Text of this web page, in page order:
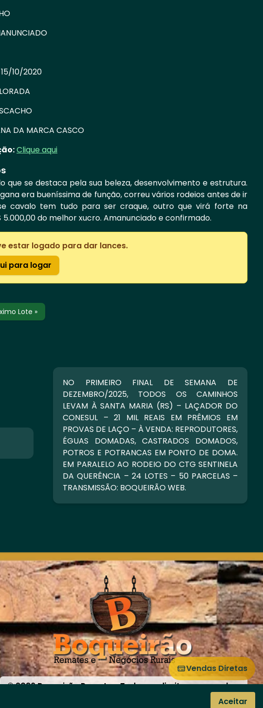
15/10/2020
DA MARCA CASCO
Clique aqui
que se destaca pela sua beleza, desenvolvimento e estrutura.
era bueníssima de função, correu vários rodeios antes de ir
cavalo tem tudo para ser craque, outro que virá forte na
5.000,00 do melhor xucro. Amanunciado e confirmado.
estar logado para dar lances.
para logar
Lote »
NO PRIMEIRO FINAL DE SEMANA DE
DEZEMBRO/2025, TODOS OS CAMINHOS
LEVAM À SANTA MARIA (RS) – LAÇADOR DO
CONESUL – 21 MIL REAIS EM PRÊMIOS EM
PROVAS DE LAÇO – À VENDA: REPRODUTORES,
ÉGUAS DOMADAS, CASTRADOS DOMADOS,
POTROS E POTRANCAS EM PONTO DE DOMA.
EM PARALELO AO RODEIO DO CTG SENTINELA
DA QUERÊNCIA – 24 LOTES – 50 PARCELAS –
TRANSMISSÃO: BOQUEIRÃO WEB.
© 2026 Boqueirão Remates. Todos os direitos reservados.
Vendas Diretas
WhatsApp
Aceitar